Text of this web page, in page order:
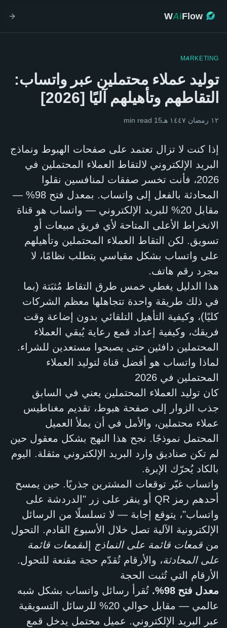
WAiFlow
MARKETING
توليد عملاء محتملين عبر واتساب:
التقاطهم وتأهيلهم آليًا [2026]
١٢ رمضان ١٤٤٧ هـ 15
إذا كنت لا تزال تعتمد على صفحات الهبوط ونماذج
البريد الإلكتروني لالتقاط العملاء المحتملين في
2026، فأنت تخسر صفقات لمنافسين نقلوا
المحادثة بالفعل إلى واتساب. بمعدل فتح 98% —
مقابل 20% للبريد الإلكتروني — واتساب هو قناة
الانخراط الأعلى المتاحة لأي فريق مبيعات أو
تسويق. لكن التقاط العملاء المحتملين وتأهيلهم
على واتساب بشكل مقياسي يتطلب نظامًا، لا
مجرد رقم هاتف.
هذا الدليل يغطي خمس طرق التقاط مُثبَتة (بما
في ذلك طريقة واحدة تتجاهلها معظم الشركات
كليًا)، وكيفية التأهيل التلقائي بدون إضاعة وقت
فريقك، وكيفية إعداد قمع رعاية يُبقي العملاء
المحتملين دافئين حتى يصبحوا مستعدين للشراء.
لماذا واتساب هو أفضل قناة لتوليد العملاء
المحتملين في 2026
كان توليد العملاء المحتملين يعني في السابق
جذب الزوار إلى صفحة هبوط، تقديم مغناطيس
عملاء محتملين، والأمل في أن يملأ العميل
المحتمل نموذجًا. نجح هذا النهج بشكل معقول حين
لم تكن صناديق وارد البريد الإلكتروني مثقلة. اليوم
بالكاد يُحرّك الإبرة.
واتساب غيّر توقعات المشترين جذريًا. حين يمسح
أحدهم رمز QR أو ينقر على زر "الدردشة على
واتساب"، يتوقع إجابة — لا تسلسلًا من الرسائل
الإلكترونية الآلية تصل خلال الأسبوع القادم. التحول
من قمعات قائمة على النماذج إلىقمعات قائمة
على المحادثة، والأرقام تُقدّم حجة مقنعة للتحول.
الأرقام التي تُثبت الحجة
معدل فتح 98%.
تُقرأ رسائل واتساب بشكل شبه
عالمي — مقابل حوالي 20% للرسائل التسويقية
عبر البريد الإلكتروني. عميل محتمل يدخل قمع